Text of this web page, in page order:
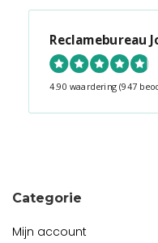
Reclamebureau
4.90 waardering (947
Categorie
Mijn account